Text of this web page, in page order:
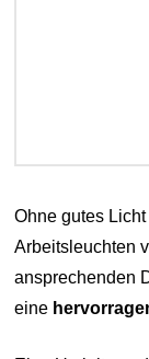
Ohne gutes
Arbeitsleuchten
ansprechenden
eine